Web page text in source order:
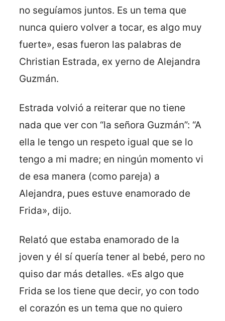
no seguíamos juntos. Es un tema que
nunca quiero volver a tocar, es algo muy
fuerte», esas fueron las palabras de
Christian Estrada, ex yerno de Alejandra
Guzmán.
Estrada volvió a reiterar que no tiene
nada que ver con “la señora Guzmán”: “A
ella le tengo un respeto igual que se lo
tengo a mi madre; en ningún momento vi
de esa manera (como pareja) a
Alejandra, pues estuve enamorado de
Frida», dijo.
Relató que estaba enamorado de la
joven y él sí quería tener al bebé, pero no
quiso dar más detalles. «Es algo que
Frida se los tiene que decir, yo con todo
el corazón es un tema que no quiero